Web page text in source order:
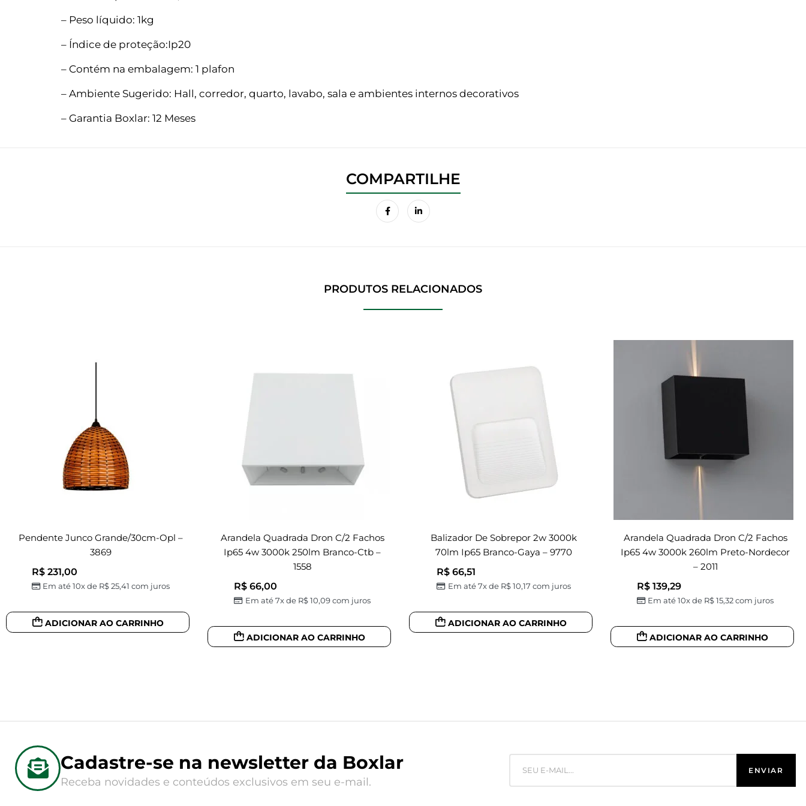
– Peso líquido: 1kg
– Índice de proteção:Ip20
– Contém na embalagem: 1 plafon
– Ambiente Sugerido: Hall, corredor, quarto, lavabo, sala e ambientes internos decorativos
– Garantia Boxlar: 12 Meses
PRODUTOS RELACIONADOS
Pendente Junco Grande/30cm-Opl –
3869
R$231,00
Em até 10x de R$25,41 com juros
ADICIONAR AO CARRINHO
Arandela Quadrada Dron C/2 Fachos
Ip65 4w 3000k 250lm Branco-Ctb –
1558
R$ 66,00
Em até 7x de R$10,09com juros
ADICIONAR AO CARRINHO
Balizador De Sobrepor 2w 3000k
70lm Ip65 Branco-Gaya – 9770
R$ 66,51
Em até 7x de R$10,17 com juros
ADICIONAR AO CARRINHO
Arandela Quadrada Dron C/2 Fachos
Ip65 4w 3000k 260lm Preto-Nordecor
– 2011
R$139,29
Em até 10x de R$15,32com juros
ADICIONAR AO CARRINHO
Cadastre-se na newsletter da Boxlar
Receba novidades e conteúdos exclusivos em seu e-mail.